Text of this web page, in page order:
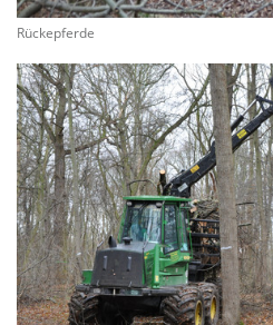
Rückepferde